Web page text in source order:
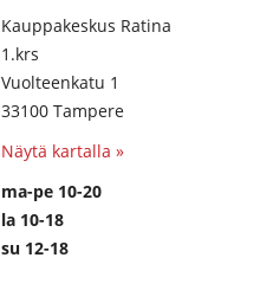
Kauppakeskus Ratina
1.krs
Vuolteenkatu 1
33100 Tampere
Näytä kartalla »
ma-pe 10-20
la 10-18
su 12-18